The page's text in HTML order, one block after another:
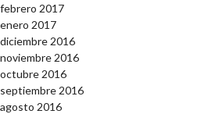
febrero 2017
enero 2017
diciembre 2016
noviembre 2016
octubre 2016
septiembre 2016
agosto 2016